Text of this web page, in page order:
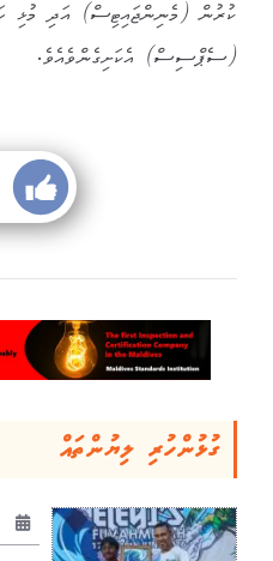
ކުރުން (މެނިންޖައިޓިސް) އަދި މުޅި
(ސެޕްސިސް) އެކަށިގެންވެއެވެ.
ގުޅުންހުރި ލިޔުންތައް